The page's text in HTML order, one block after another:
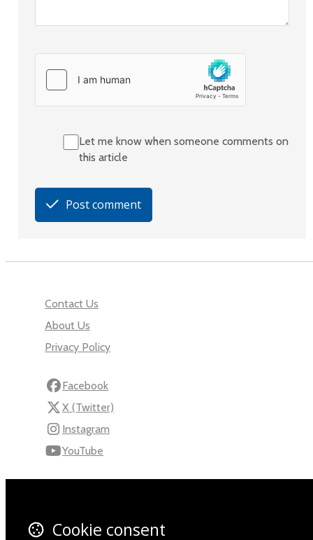
Let me know when someone comments on
this article
Post comment
Contact Us
About Us
Privacy Policy
Facebook
X (Twitter)
Instagram
YouTube
KhomasCookie consent